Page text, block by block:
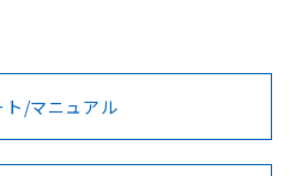
いただく前に、以下を必ずお読
認
ー
BV型式承認
（フランス
KR型式
（韓国
ト/マニュアル